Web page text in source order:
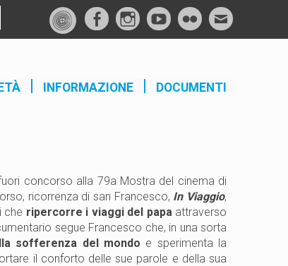
f
a
e
I
n
t
m
Y
o
t
F
l
c
M
a
INFORMAZIONE DOCUMENTI
concorso alla 79a Mostra del cinema di
ricorrenza di san Francesco, In Viaggio,
che ripercorre i viaggi del papaattraverso
segue Francesco che, in una sorta
sofferenza del mondo e sperimenta la
il conforto delle sue parole e della sua